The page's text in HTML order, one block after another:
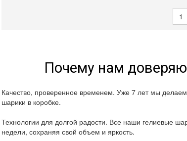
Почему нам
Качество, проверенное временем. Уже 7 лет мы
шарики в коробке.
Технологии для долгой радости. Все наши гелиевые
недели, сохраняя свой объем и яркость.